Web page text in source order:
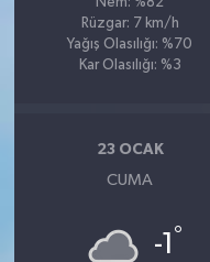
Rüzgar: 7 km/h
Yağış Olasılığı: %70
Kar Olasılığı: %3
23 OCAK
CUMA
-1 °